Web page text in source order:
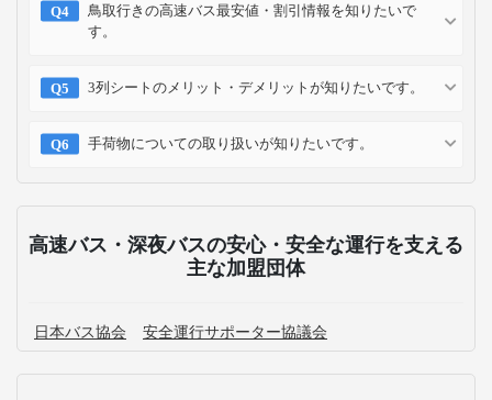
鳥取行きの高速バス最安値・割引情報を知りたいで
す。
3列シートのメリット・デメリットが知りたいです。
手荷物についての取り扱いが知りたいです。
高速バス・深夜バスの安心・安全な運行を支える
主な加盟団体
日本バス協会 安全運行サポーター協議会